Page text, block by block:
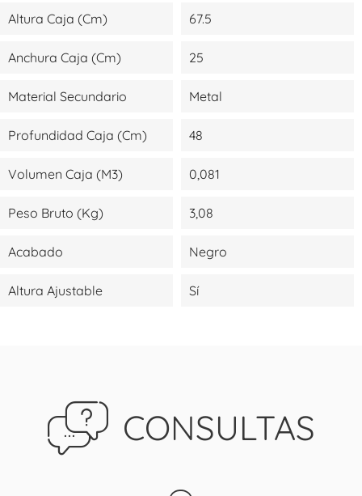
Altura Caja (cm) 67.5
Anchura Caja (cm) 25
Material Secundario Metal
Profundidad Caja (cm) 48
Volumen Caja (m3) 0,081
Peso Bruto (kg) 3,08
Acabado Negro
Altura Ajustable Sí
CONSULTAS